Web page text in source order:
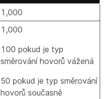
1,000
1,000
100 pokud je typ
směrování hovorů vážená
50 pokud je typ směrování
hovorů současně